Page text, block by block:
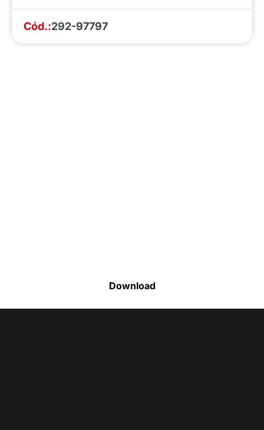
Cód.:292-97797
Download